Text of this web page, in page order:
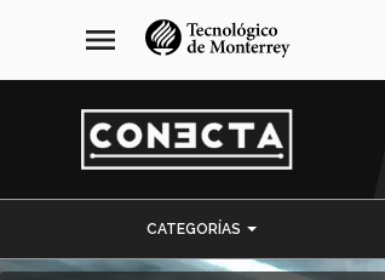
navegación
principal
menu
CATEGORÍAS